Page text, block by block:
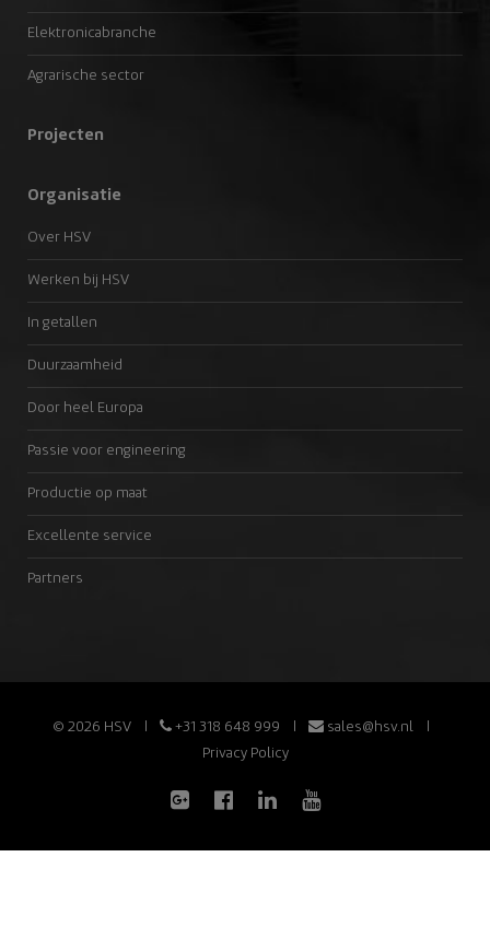
Elektronicabranche
Agrarische sector
Projecten
Organisatie
Over HSV
Werken bij HSV
In getallen
Duurzaamheid
Door heel Europa
Passie voor engineering
Productie op maat
Excellente service
Partners
© 2026 HSV +31 318 648 999
sales@hsv.nl
Privacy Policy